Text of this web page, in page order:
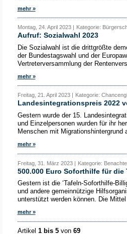
mehr »
Montag, 24. April 2023 | Kategorie:
Aufruf: Sozialwahl 2023
Die Sozialwahl ist die drittgrößte
der Bundestagswahl und der
Vertreterversammlung der
mehr »
Freitag, 21. April 2023 | Kategorie:
Landesintegrationspreis 2022
Gestern wurde der 15.
und Einzelpersonen wurden für ihr
Menschen mit Migrationshintergrund
mehr »
Freitag, 31. März 2023 | Kategorie:
500.000 Euro Soforthilfe für die
Gestern ist die ‘Tafeln-Soforthilfe-
und andere gemeinnützige
unterstützt werden können. Die
mehr »
Artikel 1 bis 5von 69